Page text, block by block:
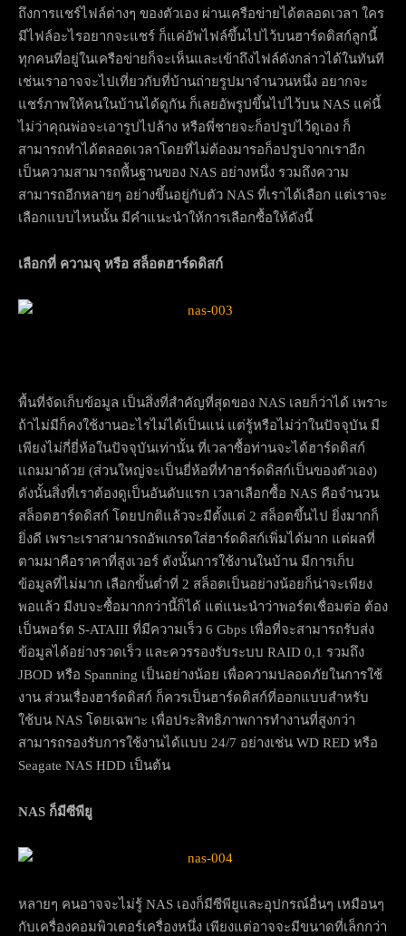
ถึงการแชร์ไฟล์ต่างๆ ของตัวเอง ผ่านเครือข่ายได้ตลอดเวลา ใคร
มีไฟล์อะไรอยากจะแชร์ ก็แค่อัพไฟล์ขึ้นไปไว้บนฮาร์ดดิสก์ลูกนี้
ทุกคนที่อยู่ในเครือข่ายก็จะเห็นและเข้าถึงไฟล์ดังกล่าวได้ในทันที
เช่นเราอาจจะไปเที่ยวกับที่บ้านถ่ายรูปมาจำนวนหนึ่ง อยากจะ
แชร์ภาพให้คนในบ้านได้ดูกัน ก็เลยอัพรูปขึ้นไปไว้บน NAS แค่นี้
ไม่ว่าคุณพ่อจะเอารูปไปล้าง หรือพี่ชายจะก็อปรูปไว้ดูเอง ก็
สามารถทำได้ตลอดเวลาโดยที่ไม่ต้องมารอก็อปรูปจากเราอีก
เป็นความสามารถพื้นฐานของ NAS อย่างหนึ่ง รวมถึงความ
สามารถอีกหลายๆ อย่างขึ้นอยู่กับตัว NAS ที่เราได้เลือก แต่เราจะ
เลือกแบบไหนนั้น มีคำแนะนำให้การเลือกซื้อให้ดังนี้
เลือกที่ ความจุ หรือ สล็อตฮาร์ดดิสก์
พื้นที่จัดเก็บข้อมูล เป็นสิ่งที่สำคัญที่สุดของ NAS เลยก็ว่าได้ เพราะ
ถ้าไม่มีก็คงใช้งานอะไรไม่ได้เป็นแน่ แต่รู้หรือไม่ว่าในปัจจุบัน มี
เพียงไม่กี่ยี่ห้อในปัจจุบันเท่านั้น ที่เวลาซื้อท่านจะได้ฮาร์ดดิสก์
แถมมาด้วย (ส่วนใหญ่จะเป็นยี่ห้อที่ทำฮาร์ดดิสก์เป็นของตัวเอง)
ดังนั้นสิ่งที่เราต้องดูเป็นอันดับแรก เวลาเลือกซื้อ NAS คือจำนวน
สล็อตฮาร์ดดิสก์ โดยปกติแล้วจะมีตั้งแต่ 2 สล็อตขึ้นไป ยิ่งมากก็
ยิ่งดี เพราะเราสามารถอัพเกรดใส่ฮาร์ดดิสก์เพิ่มได้มาก แต่ผลที่
ตามมาคือราคาที่สูงเวอร์ ดังนั้นการใช้งานในบ้าน มีการเก็บ
ข้อมูลที่ไม่มาก เลือกขั้นต่ำที่ 2 สล็อตเป็นอย่างน้อยก็น่าจะเพียง
พอแล้ว มีงบจะซื้อมากกว่านี้ก็ได้ แต่แนะนำว่าพอร์ตเชื่อมต่อ ต้อง
เป็นพอร์ต S-ATAIII ที่มีความเร็ว 6 Gbps เพื่อที่จะสามารถรับส่ง
ข้อมูลได้อย่างรวดเร็ว และควรรองรับระบบ RAID 0,1 รวมถึง
JBOD หรือ Spanning เป็นอย่างน้อย เพื่อความปลอดภัยในการใช้
งาน ส่วนเรื่องฮาร์ดดิสก์ ก็ควรเป็นฮาร์ดดิสก์ที่ออกแบบสำหรับ
ใช้บน NAS โดยเฉพาะ เพื่อประสิทธิภาพการทำงานที่สูงกว่า
สามารถรองรับการใช้งานได้แบบ 24/7 อย่างเช่น WD RED หรือ
Seagate NAS HDD เป็นต้น
NAS ก็มีซีพียู
หลายๆ คนอาจจะไม่รู้ NAS เองก็มีซีพียูและอุปกรณ์อื่นๆ เหมือนๆ
กับเครื่องคอมพิวเตอร์เครื่องหนึ่ง เพียงแต่อาจจะมีขนาดที่เล็กกว่า